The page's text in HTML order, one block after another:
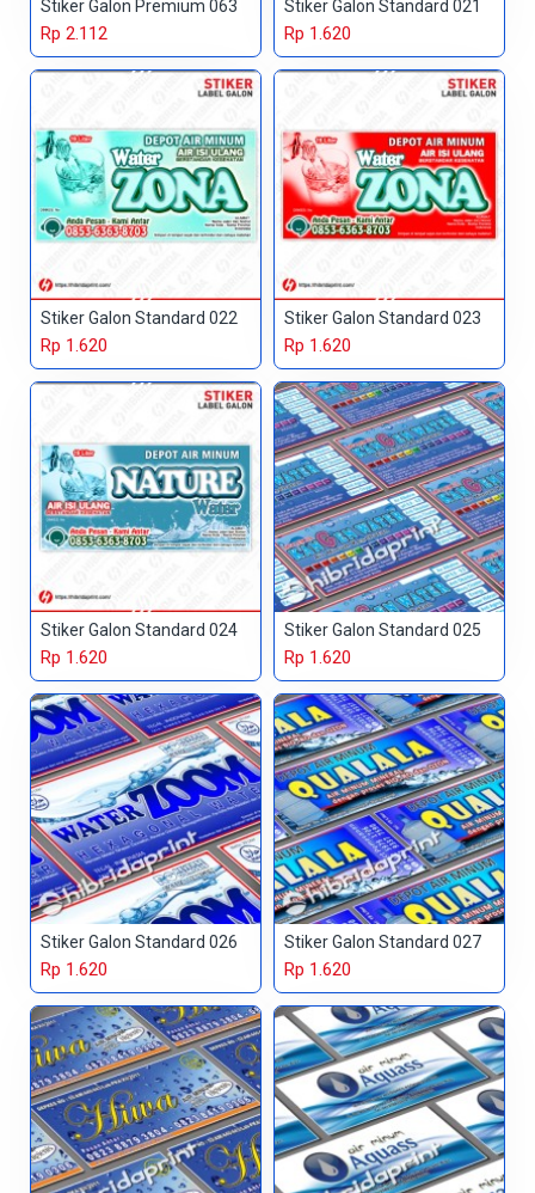
Stiker Galon Premium 063
Rp 2.112
Stiker Galon Standard 021
Rp 1.620
Stiker Galon Standard 022
Rp 1.620
Stiker Galon Standard 023
Rp 1.620
Stiker Galon Standard 024
Rp 1.620
Stiker Galon Standard 025
Rp 1.620
Stiker Galon Standard 026
Rp 1.620
Stiker Galon Standard 027
Rp 1.620